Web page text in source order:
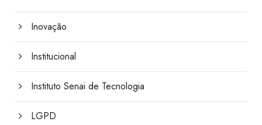
Inovação
Institucional
Instituto Senai de Tecnologia
LGPD